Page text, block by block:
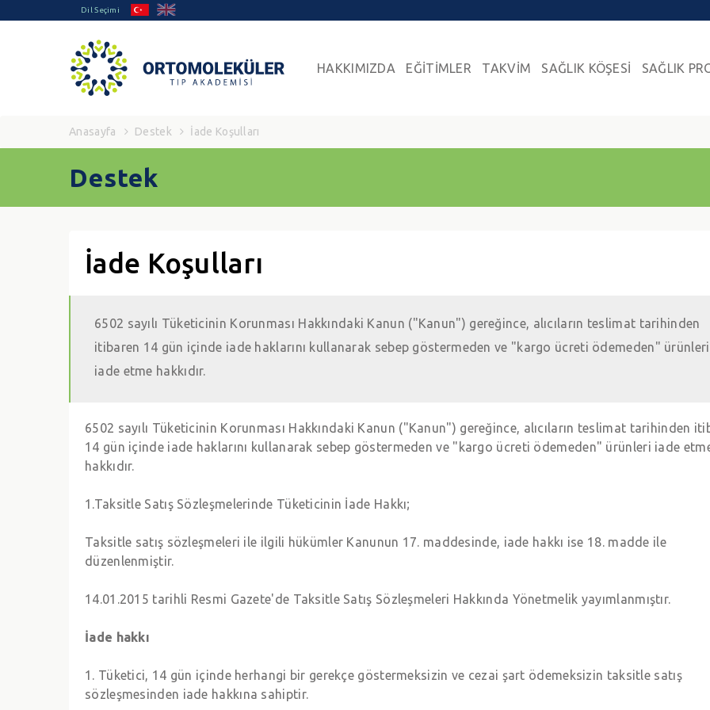
Dil Seçimi
HAKKIMIZDA EĞİTİMLER TAKVİM SAĞLIK KÖŞESİ SAĞLIK
Anasayfa Destek İade Koşulları
Destek
İade Koşulları
6502 sayılı Tüketicinin Korunması Hakkındaki Kanun ("Kanun") gereğince, alıcıların teslimat tarihinden
itibaren 14 gün içinde iade haklarını kullanarak sebep göstermeden ve "kargo ücreti ödemeden" ürünleri
iade etme hakkıdır.
6502 sayılı Tüketicinin Korunması Hakkındaki Kanun ("Kanun") gereğince, alıcıların teslimat tarihinden
14 gün içinde iade haklarını kullanarak sebep göstermeden ve "kargo ücreti ödemeden" ürünleri iade
hakkıdır.
1.Taksitle Satış Sözleşmelerinde Tüketicinin İade Hakkı;
Taksitle satış sözleşmeleri ile ilgili hükümler Kanunun 17. maddesinde, iade hakkı ise 18. madde ile
düzenlenmiştir.
14.01.2015 tarihli Resmi Gazete'de Taksitle Satış Sözleşmeleri Hakkında Yönetmelik yayımlanmıştır.
İade hakkı
1. Tüketici, 14 gün içinde herhangi bir gerekçe göstermeksizin ve cezai şart ödemeksizin taksitle satış
sözleşmesinden iade hakkına sahiptir.